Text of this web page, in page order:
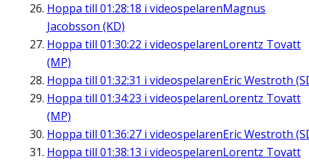
Hoppa till 01:28:18 i videospelarenMagnus
Jacobsson (KD)
Hoppa till 01:30:22 i videospelarenLorentz Tovatt
(MP)
Hoppa till 01:32:31 i videospelarenEric Westroth
Hoppa till 01:34:23 i videospelarenLorentz Tovatt
(MP)
Hoppa till 01:36:27 i videospelarenEric Westroth
Hoppa till 01:38:13 i videospelarenLorentz Tovatt